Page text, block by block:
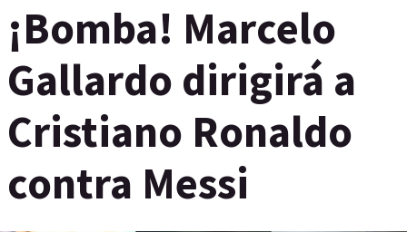
¡Bomba! Marcelo
Gallardo dirigirá a
Cristiano Ronaldo
contra Messi